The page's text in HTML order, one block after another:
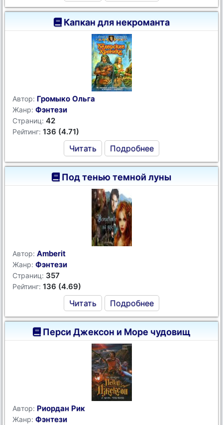
Капкан для некроманта
Автор: Громыко Ольга
Жанр: Фэнтези
Страниц: 42
Рейтинг: 136 (4.71)
Читать Подробнее
Под тенью темной луны
Автор: Amberit
Жанр: Фэнтези
Страниц: 357
Рейтинг: 136 (4.69)
Читать Подробнее
Перси Джексон и Море чудовищ
Автор: Риордан Рик
Жанр: Фэнтези